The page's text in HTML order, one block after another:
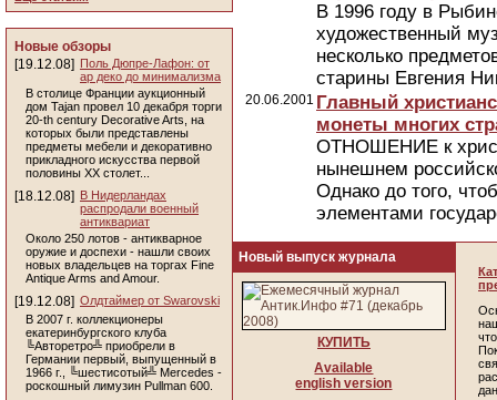
Новые обзоры
[19.12.08] Поль Дюпре-Лафон: от
ар деко до минимализма
В столице Франции аукционный
дом Tajan провел 10 декабря торги
20-th century Decorative Arts, на
которых были представлены
предметы мебели и декоративно
прикладного искусства первой
половины ХХ столет...
[18.12.08] В Нидерландах
распродали военный
антиквариат
Около 250 лотов - антикварное
оружие и доспехи - нашли своих
новых владельцев на торгах Fine
Antique Arms and Amour.
[19.12.08] Олдтаймер от Swarovski
В 2007 г. коллекционеры
екатеринбургского клуба
╚Авторетро╩ приобрели в
Германии первый, выпущенный в
1966 г., ╚шестисотый╩ Mercedes -
роскошный лимузин Pullman 600.
В 1996 году в
художественный
несколько
старины Евгения
20.06.2001 Главный
монеты многих
ОТНОШЕНИЕ к
нынешнем
Однако до того,
элементами
Новый выпуск журнала
КУПИТЬ
Available
english version